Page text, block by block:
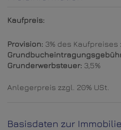
Kaufpreis:
Provision: 3% des Kaufpreises
Grunderwerbsteuer: 3,5%
Anlegerpreis zzgl. 20% USt.
Basisdaten zur Immobilie